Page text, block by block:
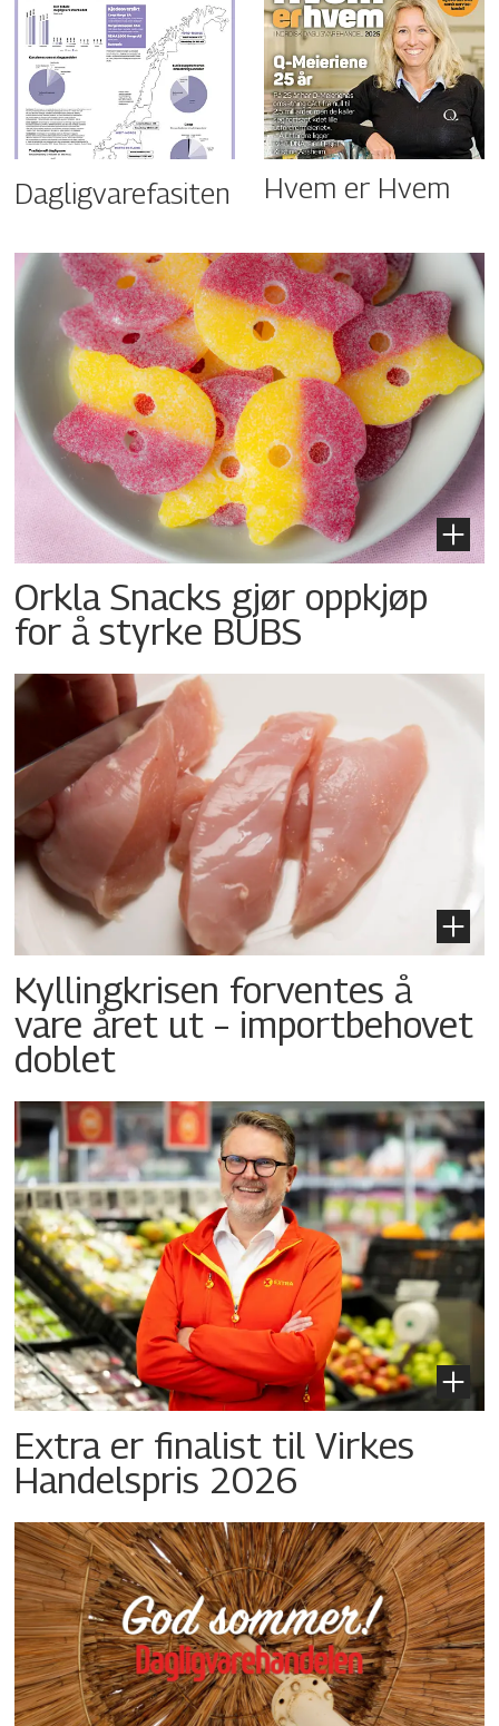
Dagligvarefasiten Hvem er Hvem
Orkla Snacks gjør oppkjøp
for å styrke BUBS
Kyllingkrisen forventes å
vare året ut – importbehovet
doblet
Extra er finalist til Virkes
Handelspris 2026